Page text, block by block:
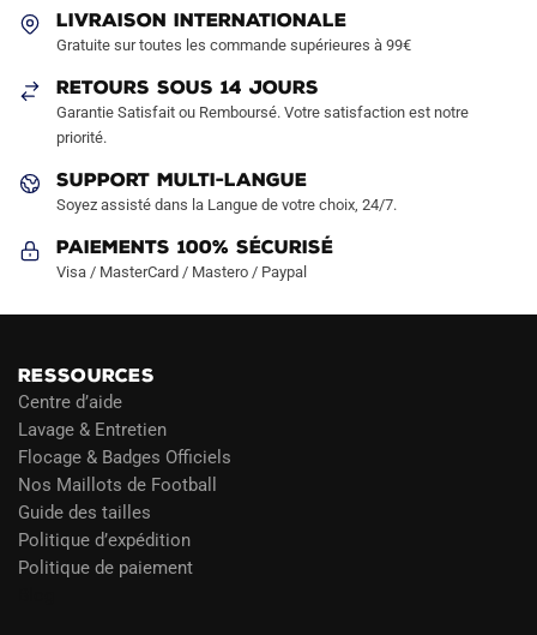
LIVRAISON INTERNATIONALE
Gratuite sur toutes les commande supérieures à 99€
RETOURS SOUS 14 JOURS
Garantie Satisfait ou Remboursé. Votre satisfaction est notre
priorité.
SUPPORT MULTI-LANGUE
Soyez assisté dans la Langue de votre choix, 24/7.
Paiements 100% Sécurisé
Visa / MasterCard / Mastero / Paypal
RESSOURCES
Centre d’aide
Lavage & Entretien
Flocage & Badges Officiels
Nos Maillots de Football
Guide des tailles
Politique d’expédition
Politique de paiement